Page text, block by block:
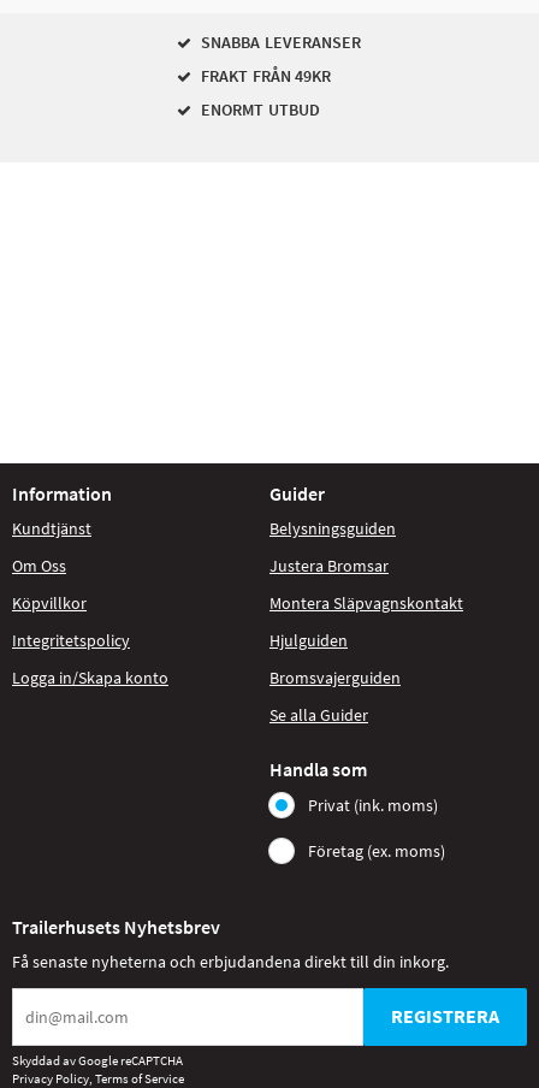
SNABBA LEVERANSER
FRAKT FRÅN 49KR
ENORMT UTBUD
Information
Kundtjänst
Om Oss
Köpvillkor
Integritetspolicy
Logga in/Skapa konto
Guider
Belysningsguiden
Justera Bromsar
Montera Släpvagnskontakt
Hjulguiden
Bromsvajerguiden
Se alla Guider
Handla som
Privat (ink. moms)
Företag (ex. moms)
Trailerhusets Nyhetsbrev
Få senaste nyheterna och erbjudandena direkt till din inkorg.
REGISTRERA
Skyddad av Google reCAPTCHA
Privacy Policy Terms of Service